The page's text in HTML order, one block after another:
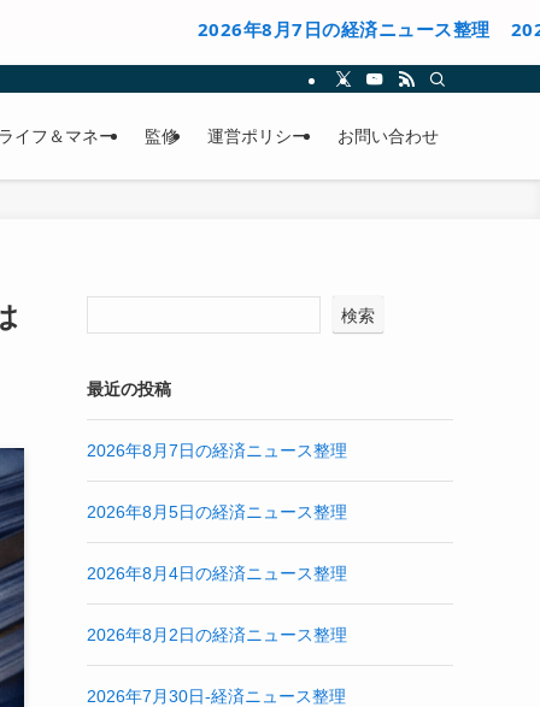
2026年8月7日の経済ニュース整理 2026年8月5日
イフ＆マネー 監修 運営ポリシー お問い合わせ
検索
最近の投稿
2026年8月7日の経済ニュース整理
2026年8月5日の経済ニュース整理
2026年8月4日の経済ニュース整理
2026年8月2日の経済ニュース整理
2026年7月30日-経済ニュース整理